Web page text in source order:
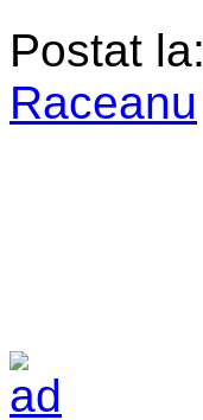
Postat la:
Raceanu